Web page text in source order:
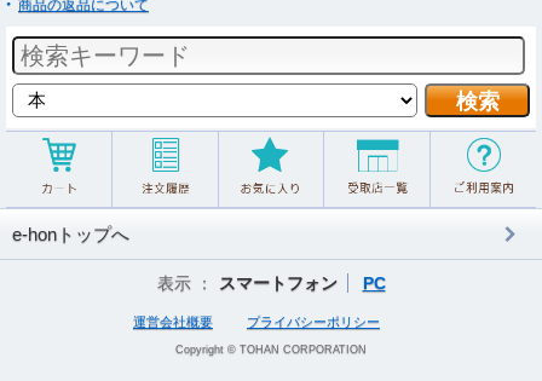
商品の返品について
e-honトップへ
表示 ： スマートフォン PC
運営会社概要 プライバシーポリシー
Copyright © TOHAN CORPORATION